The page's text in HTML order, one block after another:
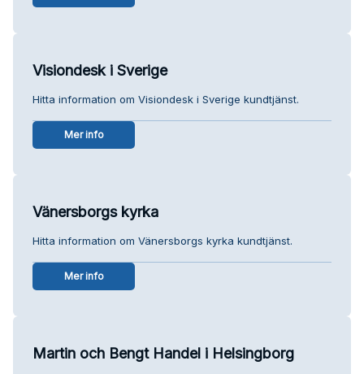
Visiondesk i Sverige
Hitta information om Visiondesk i Sverige kundtjänst.
Mer info
Vänersborgs kyrka
Hitta information om Vänersborgs kyrka kundtjänst.
Mer info
Martin och Bengt Handel i Helsingborg